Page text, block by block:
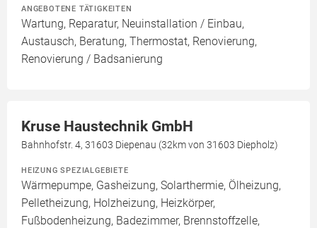
ANGEBOTENE TÄTIGKEITEN
Wartung, Reparatur, Neuinstallation / Einbau,
Austausch, Beratung, Thermostat, Renovierung,
Renovierung / Badsanierung
Kruse Haustechnik GmbH
Bahnhofstr. 4, 31603 Diepenau (32km von 31603 Diepholz)
HEIZUNG SPEZIALGEBIETE
Wärmepumpe, Gasheizung, Solarthermie, Ölheizung,
Pelletheizung, Holzheizung, Heizkörper,
Fußbodenheizung, Badezimmer, Brennstoffzelle,